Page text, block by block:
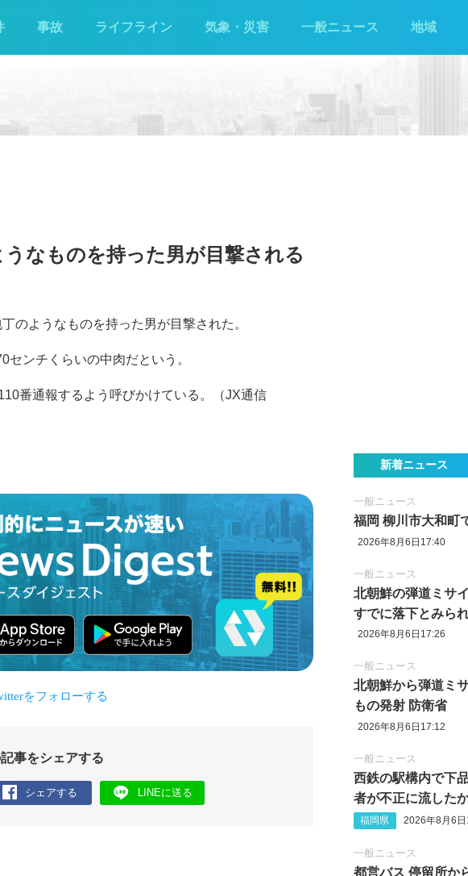
事故 ライフライン 気象・災害 一般ニュース 地域
なものを持った男が目撃される
のようなものを持った男が目撃された。
ンチくらいの中肉だという。
番通報するよう呼びかけている。（JX通信
事をシェアする
シェアする LINEに送る
新着ニュース
一般ニュース
福岡 柳川市大和町
2026年8月6日17:40
一般ニュース
北朝鮮の弾道ミサ
すでに落下とみら
2026年8月6日17:26
一般ニュース
北朝鮮から弾道ミ
もの発射 防衛省
2026年8月6日17:12
一般ニュース
西鉄の駅構内で下
者が不正に流した
福岡県 2026年8月6
一般ニュース
都営バス 停留所か